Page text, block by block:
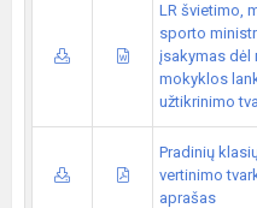
LR švietimo,
sporto
įsakymas dėl
mokyklos
užtikrinimo
Pradinių
vertinimo
aprašas